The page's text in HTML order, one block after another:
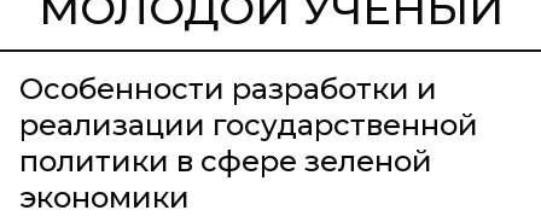
Особенности разработки и
реализации государственной
политики в сфере зеленой
экономики